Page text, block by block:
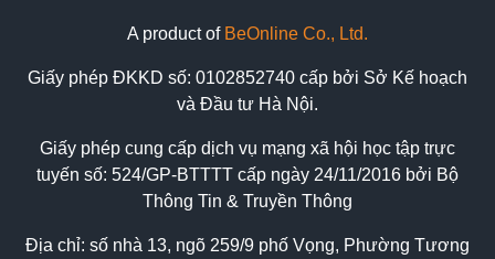
A product of BeOnline Co., Ltd.
Giấy phép ĐKKD số: 0102852740 cấp bởi Sở Kế hoạch
và Đầu tư Hà Nội.
Giấy phép cung cấp dịch vụ mạng xã hội học tập trực
tuyến số: 524/GP-BTTTT cấp ngày 24/11/2016 bởi Bộ
Thông Tin & Truyền Thông
Địa chỉ: số nhà 13, ngõ 259/9 phố Vọng, Phường Tương